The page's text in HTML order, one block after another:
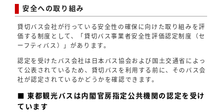
安全への取り組み
貸切バス会社が行っている安全性の確保に向けた取り組みを評
価する制度として、「貸切バス事業者安全性評価認定制度（セ
ーフティバス）」があります。
認定を受けたバス会社は日本バス協会および国土交通省によっ
て公表されているため、貸切バスを利用する前に、そのバス会
社が認定されているかどうかを確認できます。
■ 東都観光バスは内閣官房指定公共機関の認定を受け
ています